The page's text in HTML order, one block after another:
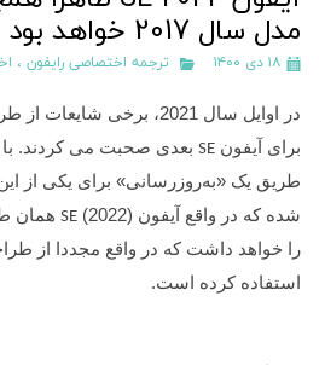
مدل سال 2017 خواهد بود
۱۸ دی ۱۴۰۰ ترجمه اختصاصی رایفون ،
در اوایل سال 2021، برخی
برای آیفون SE بعدی صحبت می کردند. با
طریق یک «به‌روزرسانی» برای یکی از
شده که در واقع آیفون
SE (2022) همان طراحی آیفون
استفاده کرده است.